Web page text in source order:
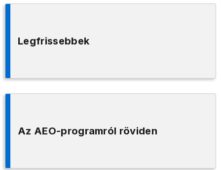
Legfrissebbek
Az AEO-programról röviden